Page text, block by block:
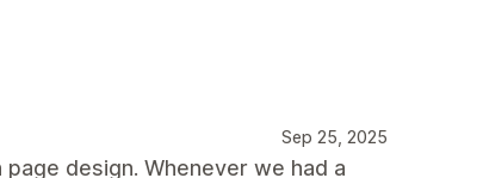
Sep 25, 2025
design. Whenever we had a